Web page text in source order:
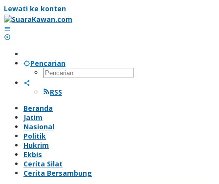
Lewati ke konten
Pencarian
RSS
Beranda
Jatim
Nasional
Politik
Hukrim
Ekbis
Cerita Silat
Cerita Bersambung